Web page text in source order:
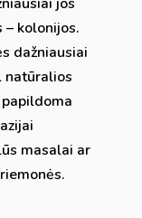
kolonijos.
dažniausiai
natūralios
masalai ar